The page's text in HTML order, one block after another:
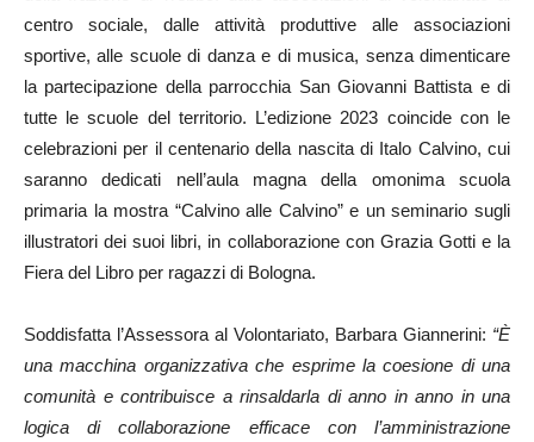
centro sociale, dalle attività produttive alle associazioni
sportive, alle scuole di danza e di musica, senza dimenticare
la partecipazione della parrocchia San Giovanni Battista e di
tutte le scuole del territorio. L’edizione 2023 coincide con le
celebrazioni per il centenario della nascita di Italo Calvino, cui
saranno dedicati nell’aula magna della omonima scuola
primaria la mostra “Calvino alle Calvino” e un seminario sugli
illustratori dei suoi libri, in collaborazione con Grazia Gotti e la
Fiera del Libro per ragazzi di Bologna.
Soddisfatta l’Assessora al Volontariato, Barbara Giannerini: “È
una macchina organizzativa che esprime la coesione di una
comunità e contribuisce a rinsaldarla di anno in anno in una
logica di collaborazione efficace con l’amministrazione